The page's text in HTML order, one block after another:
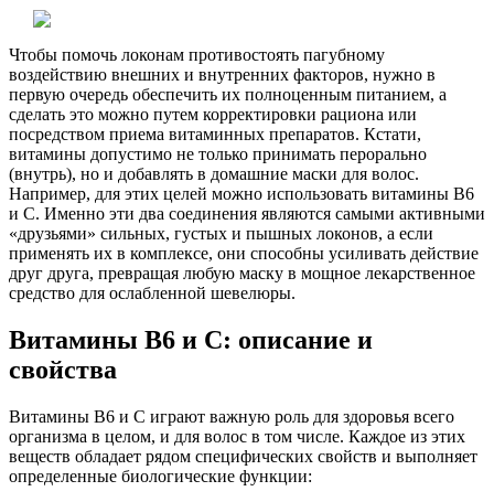
Чтобы помочь локонам противостоять пагубному
воздействию внешних и внутренних факторов, нужно в
первую очередь обеспечить их полноценным питанием, а
сделать это можно путем корректировки рациона или
посредством приема витаминных препаратов. Кстати,
витамины допустимо не только принимать перорально
(внутрь), но и добавлять в домашние маски для волос.
Например, для этих целей можно использовать витамины В6
и С. Именно эти два соединения являются самыми активными
«друзьями» сильных, густых и пышных локонов, а если
применять их в комплексе, они способны усиливать действие
друг друга, превращая любую маску в мощное лекарственное
средство для ослабленной шевелюры.
Витамины В6 и С: описание и
свойства
Витамины В6 и С играют важную роль для здоровья всего
организма в целом, и для волос в том числе. Каждое из этих
веществ обладает рядом специфических свойств и выполняет
определенные биологические функции: